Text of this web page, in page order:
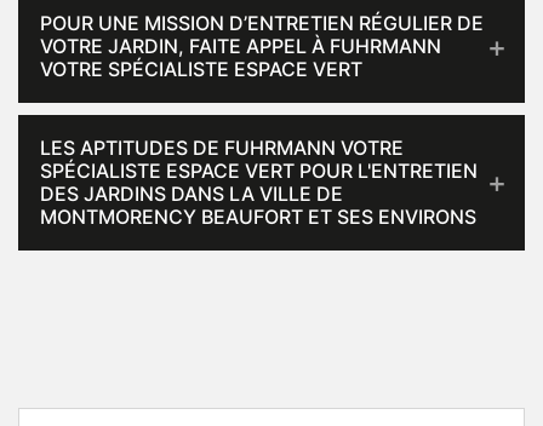
POUR UNE MISSION D’ENTRETIEN RÉGULIER DE
VOTRE JARDIN, FAITE APPEL À FUHRMANN
VOTRE SPÉCIALISTE ESPACE VERT
LES APTITUDES DE FUHRMANN VOTRE
SPÉCIALISTE ESPACE VERT POUR L'ENTRETIEN
DES JARDINS DANS LA VILLE DE
MONTMORENCY BEAUFORT ET SES ENVIRONS